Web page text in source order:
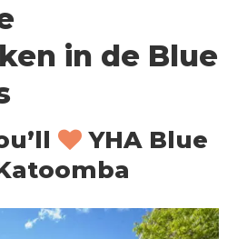
in de Blue
YHA Blue